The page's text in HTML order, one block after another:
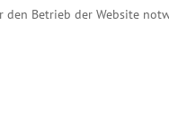
Betrieb der Website
und
fast 10
die Flächen